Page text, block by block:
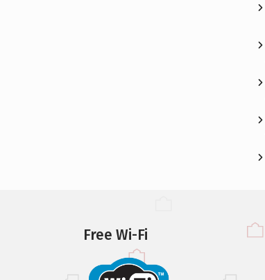
Free Wi-Fi